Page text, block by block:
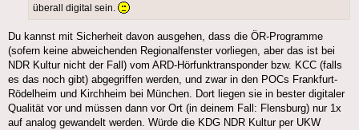
überall digital sein.
Du kannst mit Sicherheit davon ausgehen, dass die ÖR-Programme
(sofern keine abweichenden Regionalfenster vorliegen, aber das ist bei
NDR Kultur nicht der Fall) vom ARD-Hörfunktransponder bzw. KCC (falls
es das noch gibt) abgegriffen werden, und zwar in den POCs Frankfurt-
Rödelheim und Kirchheim bei München. Dort liegen sie in bester digitaler
Qualität vor und müssen dann vor Ort (in deinem Fall: Flensburg) nur 1x
auf analog gewandelt werden. Würde die KDG NDR Kultur per UKW